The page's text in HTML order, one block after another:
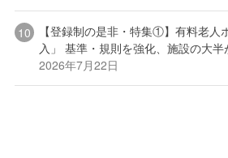
【登録制の是非・特集①】有料老人
入」 基準・規則を強化、施設の大半
2026年7月22日